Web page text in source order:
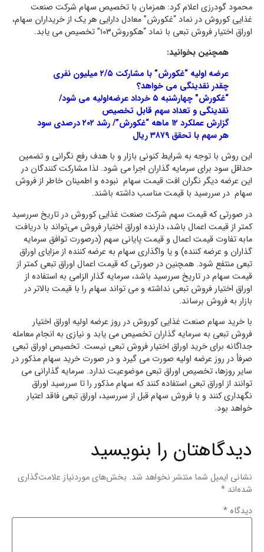
محمود گودرزی اعلام کرد: همزمان با تخصیص سهام شرکت صنعت
غذایی کوروش در نماد “غکورش” معادل دارایی هر یک از خریداران سهام،
اوراق اختیار فروش تبعی با نماد “هکوروش۱۰۳” تخصیص می یابد.
همچنین بخوانید:
عرضه اولیه “غکورش” با مشارکت ۲/۵ میلیون نفری
چقدر نقدینگی می خواهد؟
“غکورش” چهارشنبه ۵ خرداد عرضه‌اولیه می شود/
نقدینگی و تعداد سهم قابل تخصیص
گزارش عملکرد ۱۲ ماهه “غکورش”/ رشد ۲۰۲ درصدی سود
هر سهم با تحقق ۳۸۷۹ ریال
این روش با توجه به شرایط کنونی بازار و با هدف رفع نگرانی و تضمین
حداقل سود برای سرمایه گذاران اجرا می شود. لذا مشارکت کنندگان در
این عرضه دیگر نگران افت قیمت سهام نبوده و اطمینان خاطر از فروش
سهام در سررسید با قیمت مناسب داشته باشند.
در صورتی که قیمت سهم شرکت صنعت غذایی کوروش در تاریخ سررسید
کمتر از قیمت اعمال باشد، دارنده اوراق اختیار فروش می‌تواند با دریافت
مابه تفاوت قیمت اعمال و قیمت پایانی سهم (درصورت توافق سرمایه
گذاران و عرضه کننده) و یا واگذاری سهام به عرضه کننده از مزایای اوراق
تبعی منتفع شود. همچنین در صورتی که قیمت اعمال اوراق تبعی کمتر از
قیمت سهام در تاریخ سررسید باشد، سرمایه گذار الزامی به استفاده از
اوراق اختیار فروش تبعی نداشته و می تواند سهام را با قیمت بالاتر در
بازار به فروش برساند.
با خرید سهام صنعت غذایی کوروش در روز عرضه اولیه اوراق اختیار
فروش تبعی به سرمایه گذاران تخصیص می یابد و نیازی به انجام معامله
جداگانه برای خرید اوراق اختیار فروش تبعی نیست. تخصیص اوراق تبعی
صرفأ در روز عرضه اولیه صورت می گیرد و در صورت خرید سهام مذکور در
سایر روزها، تخصیص اوراق تبعی موضوعیت ندارد. سرمایه گذارانی می
توانند از اوراق تبعی استفاده کنند که سهام مذکور را تا سررسید اوراق
نگهداری کنند و با فروش سهام قبل از سررسید، اوراق تبعی فاقد اعتبار
خواهد بود.
دیدگاهتان را بنویسید
نشانی ایمیل شما منتشر نخواهد شد. بخش‌های موردنیاز علامت‌گذاری
شده‌اند *
دیدگاه *